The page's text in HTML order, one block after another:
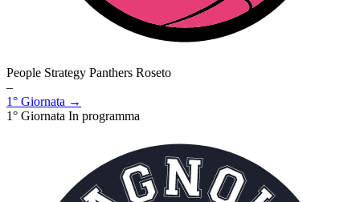
People Strategy Panthers Roseto
–
1° Giornata →
1° Giornata In programma